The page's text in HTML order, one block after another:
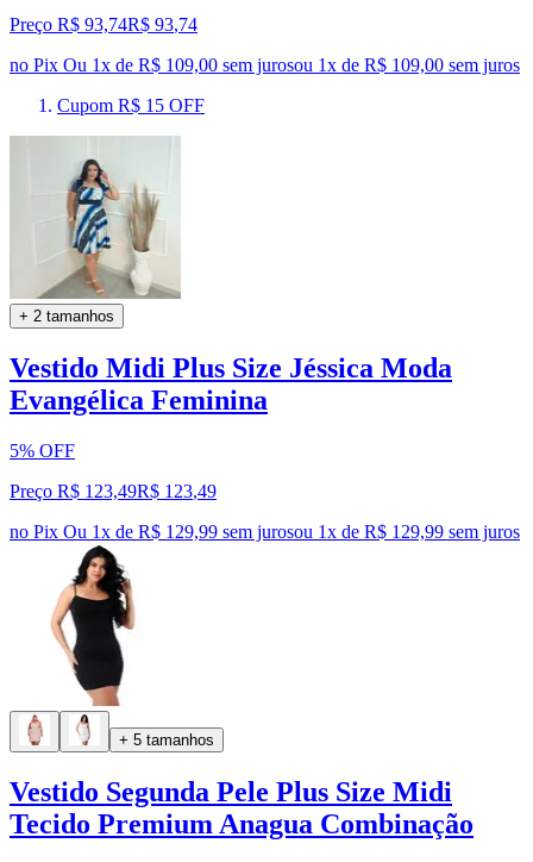
Preço R$ 93,74R$ 93,74
no Pix Ou 1x de R$ 109,00 sem jurosou 1x de R$ 109,00 sem juros
Cupom R$ 15 OFF
+ 2 tamanhos
Vestido Midi Plus Size Jéssica Moda
Evangélica Feminina
5% OFF
Preço R$ 123,49R$ 123,49
no Pix Ou 1x de R$ 129,99 sem jurosou 1x de R$ 129,99 sem juros
+ 5 tamanhos
Vestido Segunda Pele Plus Size Midi
Tecido Premium Anagua Combinação